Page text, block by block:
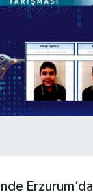
Erzurum’da